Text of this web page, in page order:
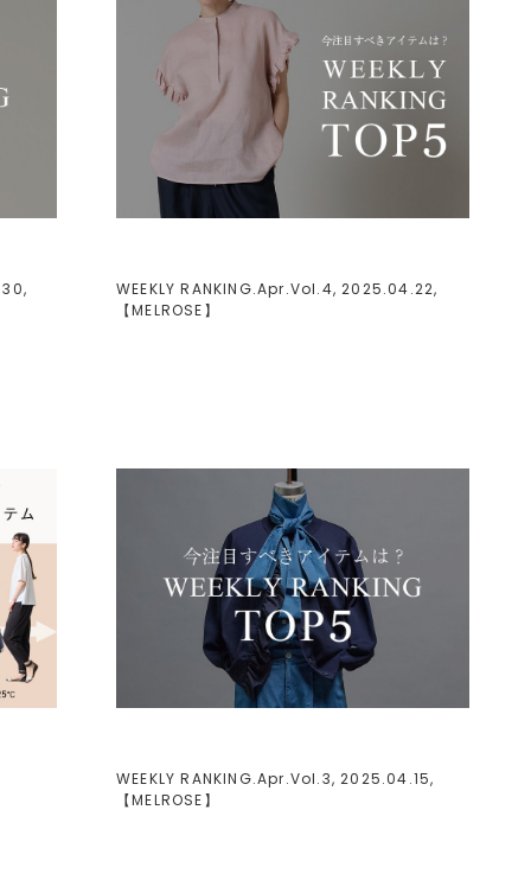
WEEKLY RANKING.Apr.Vol.4, 2025.04.22,
【MELROSE】
WEEKLY RANKING.Apr.Vol.3, 2025.04.15,
【MELROSE】